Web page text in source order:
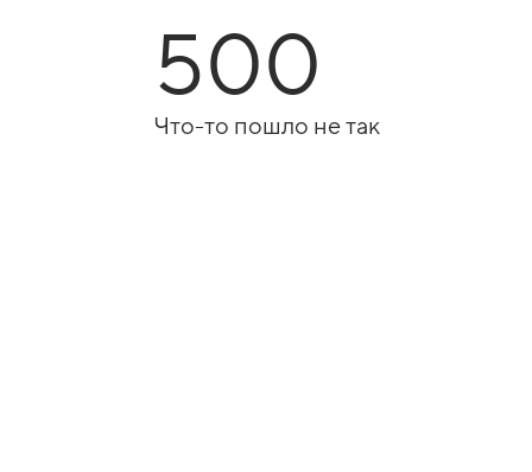
500
Что-то пошло не так